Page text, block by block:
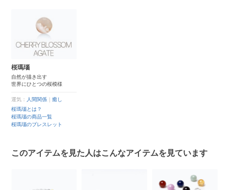
桜瑪瑙
自然が描き出す
世界にひとつの桜模様
運気： 人間関係 ｜癒し
桜瑪瑙とは？
桜瑪瑙の商品一覧
桜瑪瑙のブレスレット
このアイテムを見た人はこんなアイテムを見ています